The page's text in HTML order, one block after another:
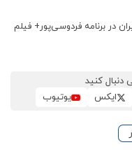
در برنامه فردوسی‌پور+ فیلم
دنبال کنید
ایکس یوتیوب